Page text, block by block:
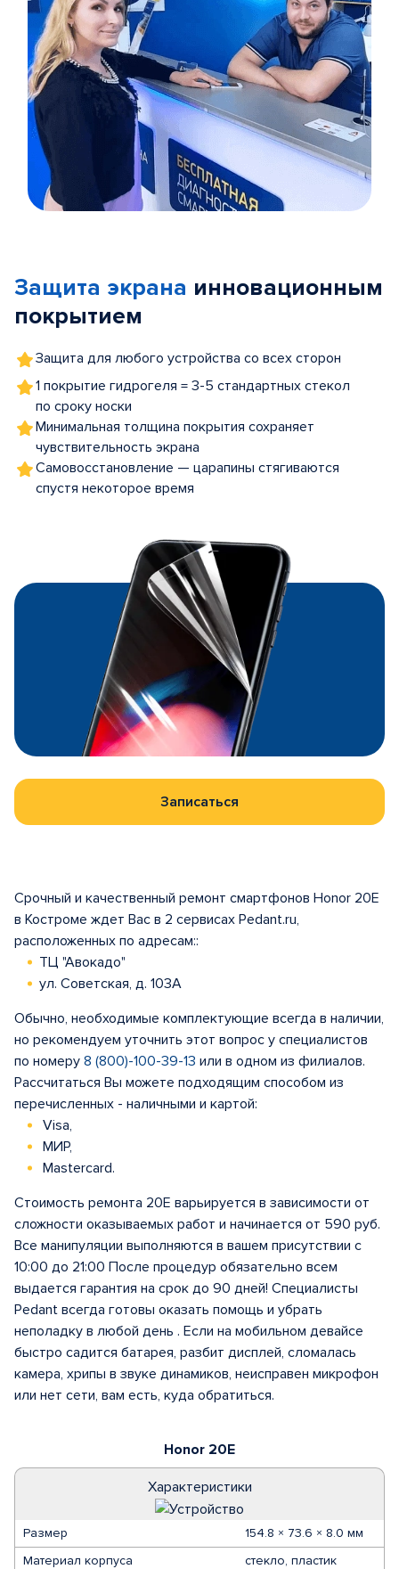
5
Защита экрана инновационным
покрытием
Защита для любого устройства со всех сторон
1 покрытие гидрогеля = 3-5 стандартных стекол
по сроку носки
Минимальная толщина покрытия сохраняет
чувствительность экрана
Самовосстановление — царапины стягиваются
спустя некоторое время
Записаться
Honor 20E
Характеристики
Размер
154.8 × 73.6 × 8.0 мм
Материал корпуса
стекло, пластик
Срочный и качественный ремонт смартфонов Honor 20E
в Костроме ждет Вас в 2 сервисах Pedant.ru,
расположенных по адресам::
ТЦ "Авокадо"
ул. Советская, д. 103А
Обычно, необходимые комплектующие всегда в наличии,
но рекомендуем уточнить этот вопрос у специалистов
по номеру 8 (800)-100-39-13 или в одном из филиалов.
Рассчитаться Вы можете подходящим способом из
перечисленных - наличными и картой:
Visa,
МИР,
Mastercard.
Стоимость ремонта 20E варьируется в зависимости от
сложности оказываемых работ и начинается от 590 руб.
Все манипуляции выполняются в вашем присутствии с
10:00 до 21:00 После процедур обязательно всем
выдается гарантия на срок до 90 дней! Специалисты
Pedant всегда готовы оказать помощь и убрать
неполадку в любой день . Если на мобильном девайсе
быстро садится батарея, разбит дисплей, сломалась
камера, хрипы в звуке динамиков, неисправен микрофон
или нет сети, вам есть, куда обратиться.